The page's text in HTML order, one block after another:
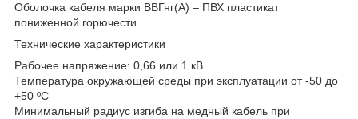
Оболочка кабеля марки ВВГнг(А) – ПВХ пластикат
пониженной горючести.
Технические характеристики
Рабочее напряжение: 0,66 или 1 кВ
Температура окружающей среды при эксплуатации от -50 до
+50 ºС
Минимальный радиус изгиба на медный кабель при